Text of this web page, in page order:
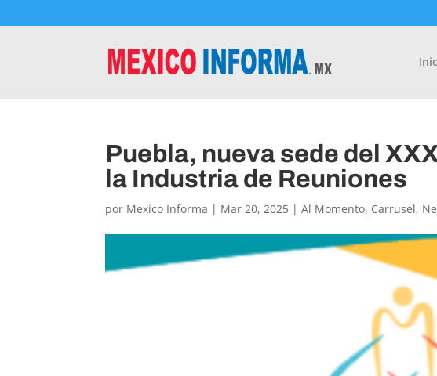
Puebla, nueva sede del
la Industria de Reuniones
por Mexico Informa | Mar 20, 2025 |Al Momento, Carrusel,